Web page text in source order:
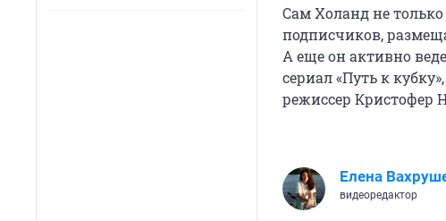
Сам Холанд не
подписчиков,
А еще он активно
сериал «Путь к
режиссер Кристофер
Елена
видеоредактор